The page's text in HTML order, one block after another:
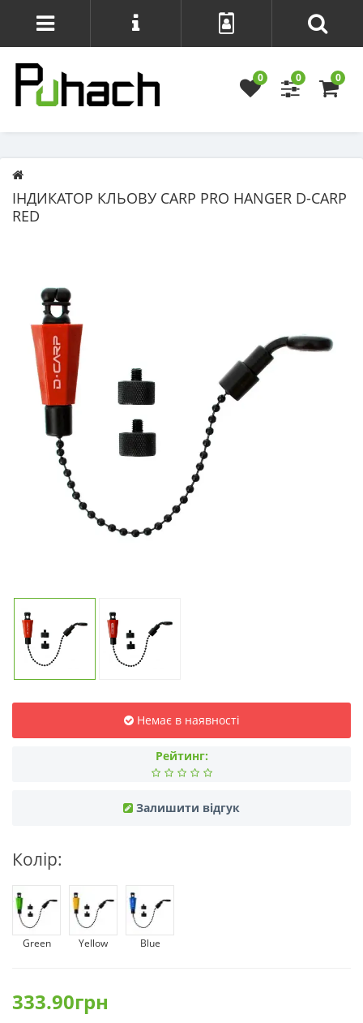
0 0 0
ІНДИКАТОР КЛЬОВУ CARP PRO HANGER D-CARP
RED
Немає в наявності
Рейтинг:
Залишити відгук
Колір:
Green Yellow Blue
333.90грн